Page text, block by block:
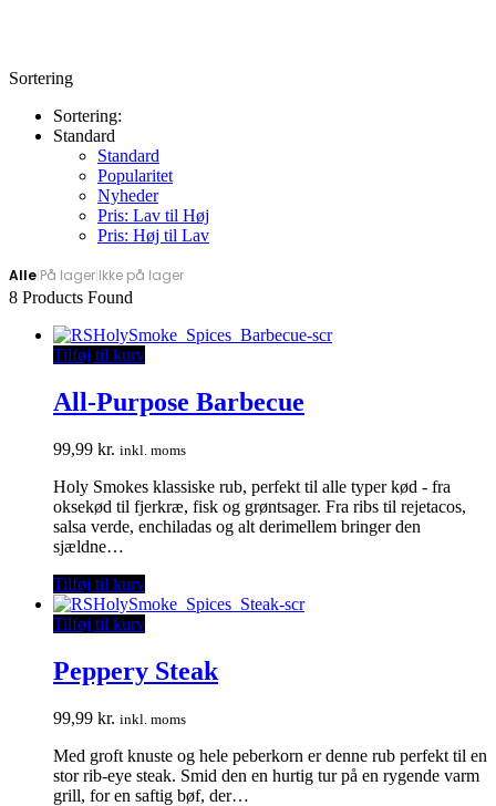
Sortering
Sortering:
Standard
Standard
Popularitet
Nyheder
Pris: Lav til Høj
Pris: Høj til Lav
Alle På lager Ikke på lager
8 Products Found
Tilføj til kurv
All-Purpose Barbecue
99,99 kr. inkl. moms
Holy Smokes klassiske rub, perfekt til alle typer kød - fra
oksekød til fjerkræ, fisk og grøntsager. Fra ribs til rejetacos,
salsa verde, enchiladas og alt derimellem bringer den
sjældne…
Tilføj til kurv
Tilføj til kurv
Peppery Steak
99,99 kr. inkl. moms
Med groft knuste og hele peberkorn er denne rub perfekt til en
stor rib-eye steak. Smid den en hurtig tur på en rygende varm
grill, for en saftig bøf, der…